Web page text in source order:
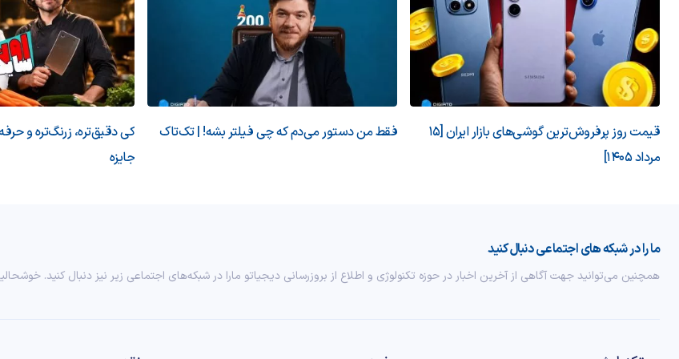
قیمت روز پرفروش‌ترین گوشی‌های بازار ایران [15
مرداد 1405]
فقط من دستور می‌دم که چی فیلتر بشه! | تک‌تاک
کی دقیق‌تره، زرنگ‌تره و
جایزه
ما را در شبکه های اجتماعی دنبال کنید
همچنین می‌توانید جهت آگاهی از آخرین اخبار در حوزه تکنولوژی و اطلاع از بروزرسانی دیجیاتو مارا در شبکه‌های اجتماعی زیر نیز دنبال کنید.